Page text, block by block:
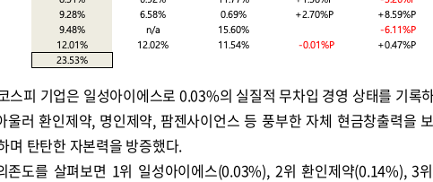
스피 기업은 일성아이에스로 0.03%의 실질적 무차입 경영 상태를 기록
러 환인제약, 명인제약, 팜젠사이언스 등 풍부한 자체 현금창출력을
며 탄탄한 자본력을 방증했다.
도를 살펴보면 1위 일성아이에스(0.03%), 2위 환인제약(0.14%), 3